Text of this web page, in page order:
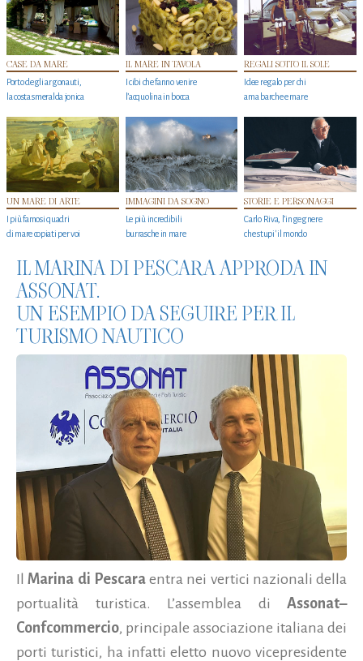
CASE DA MARE
Porto degli argonauti,
la costa smeralda jonica
IL MARE IN TAVOLA
I cibi che fanno venire
l’acquolina in bocca
REGALI SOTTO IL SOLE
Idee regalo per chi
ama barche e mare
UN MARE DI ARTE
I più famosi quadri
di mare copiati per voi
IMMAGINI DA SOGNO
Le più incredibili
burrasche in mare
STORIE E PERSONAGGI
Carlo Riva, l’ingegnere
che stupi' il mondo
IL MARINA DI PESCARA APPRODA IN
ASSONAT.
UN ESEMPIO DA SEGUIRE PER IL
TURISMO NAUTICO
IlMarina di Pescaraentra nei vertici nazionali della
portualità turistica. L’assemblea di Assonat–
Confcommercio, principale associazione italiana dei
porti turistici, ha infatti eletto nuovo vicepresidente